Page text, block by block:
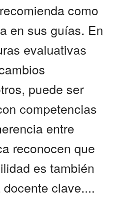
como
en sus guías. En
evaluativas
puede ser
competencias
entre
reconocen que
es también
clave....